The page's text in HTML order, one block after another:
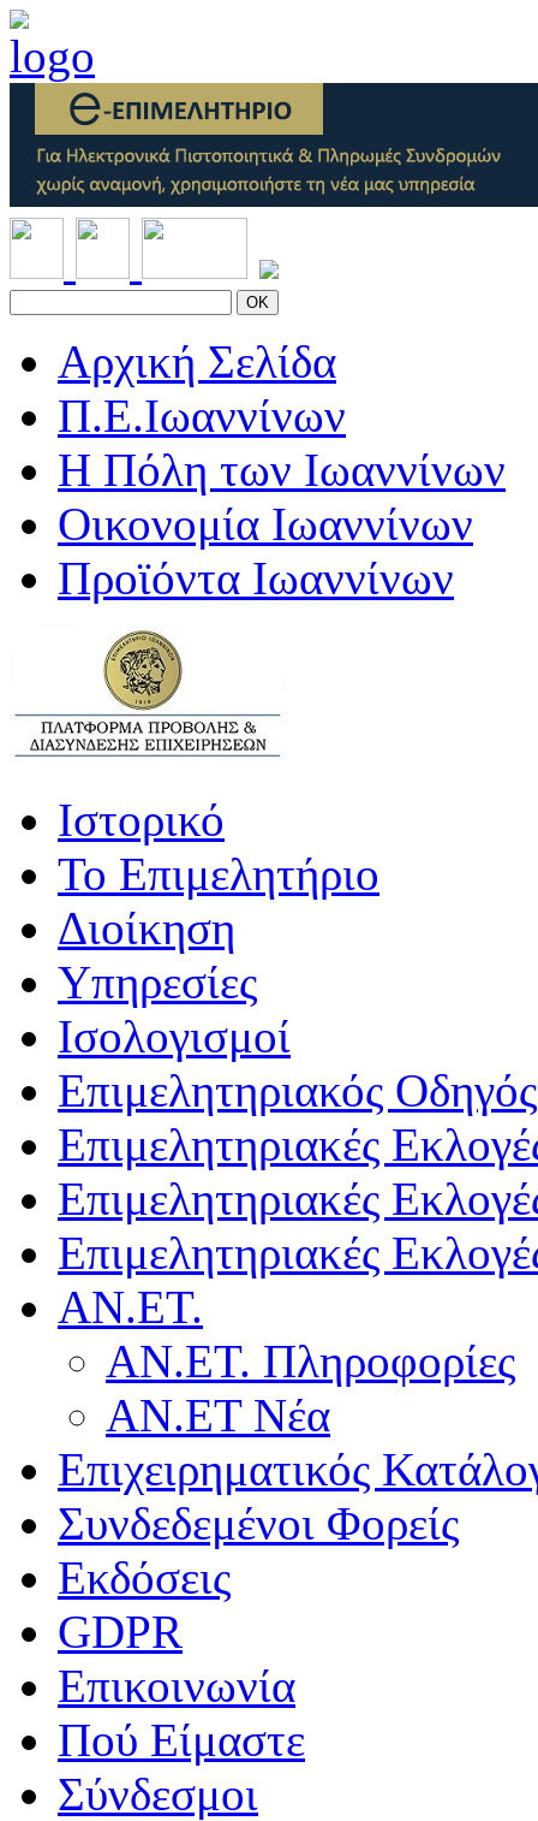
OK
Αρχική Σελίδα
Π.Ε.Ιωαννίνων
Η Πόλη των Ιωαννίνων
Οικονομία Ιωαννίνων
Προϊόντα Ιωαννίνων
Ιστορικό
Το Επιμελητήριο
Διοίκηση
Υπηρεσίες
Ισολογισμοί
Επιμελητηριακός Οδηγός
Επιμελητηριακές
Επιμελητηριακές
Επιμελητηριακές
ΑΝ.ΕΤ.
ΑΝ.ΕΤ. Πληροφορίες
ΑΝ.ΕΤ Νέα
Επιχειρηματικός
Συνδεδεμένοι Φορείς
Εκδόσεις
GDPR
Επικοινωνία
Πού Είμαστε
Σύνδεσμοι